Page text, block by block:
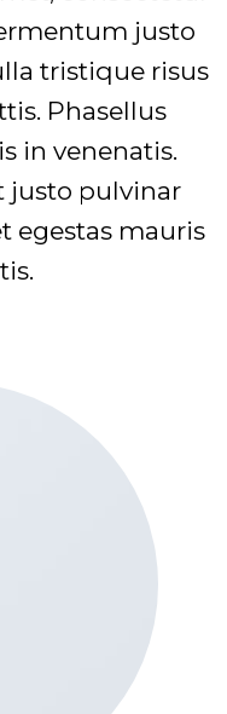
justo
tristique risus
Phasellus
in venenatis.
justo pulvinar
egestas mauris